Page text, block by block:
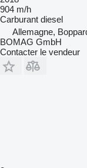
904 m/h
Carburant diesel
Allemagne,
BOMAG GmbH
Contacter le vendeur